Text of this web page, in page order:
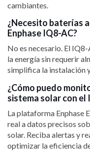
cambiantes.
¿Necesito baterías
Enphase IQ8-AC?
No es necesario. El
la energía sin requerir
simplifica la instalación
¿Cómo puedo
sistema solar con el
La plataforma Enphase
real a datos precisos
solar. Reciba alertas y
optimizar la eficiencia